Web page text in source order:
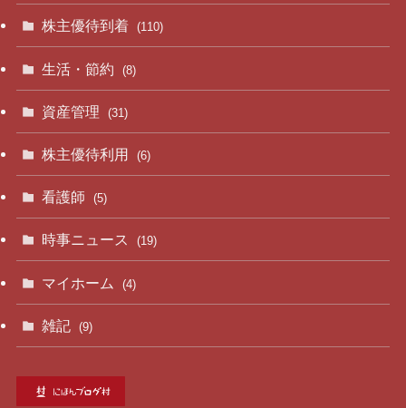
株主優待到着 (110)
生活・節約 (8)
資産管理 (31)
株主優待利用 (6)
看護師 (5)
時事ニュース (19)
マイホーム (4)
雑記 (9)